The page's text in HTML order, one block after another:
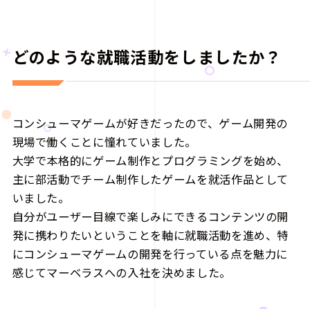
どのような就職活動をしましたか？
コンシューマゲームが好きだったので、ゲーム開発の
現場で働くことに憧れていました。
大学で本格的にゲーム制作とプログラミングを始め、
主に部活動でチーム制作したゲームを就活作品として
いました。
自分がユーザー目線で楽しみにできるコンテンツの開
発に携わりたいということを軸に就職活動を進め、特
にコンシューマゲームの開発を行っている点を魅力に
感じてマーベラスへの入社を決めました。